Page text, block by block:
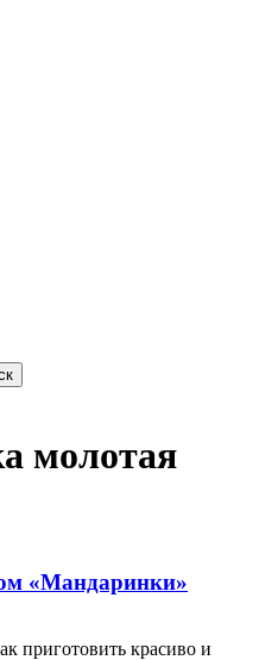
молотая
«Мандаринки»
приготовить красиво и